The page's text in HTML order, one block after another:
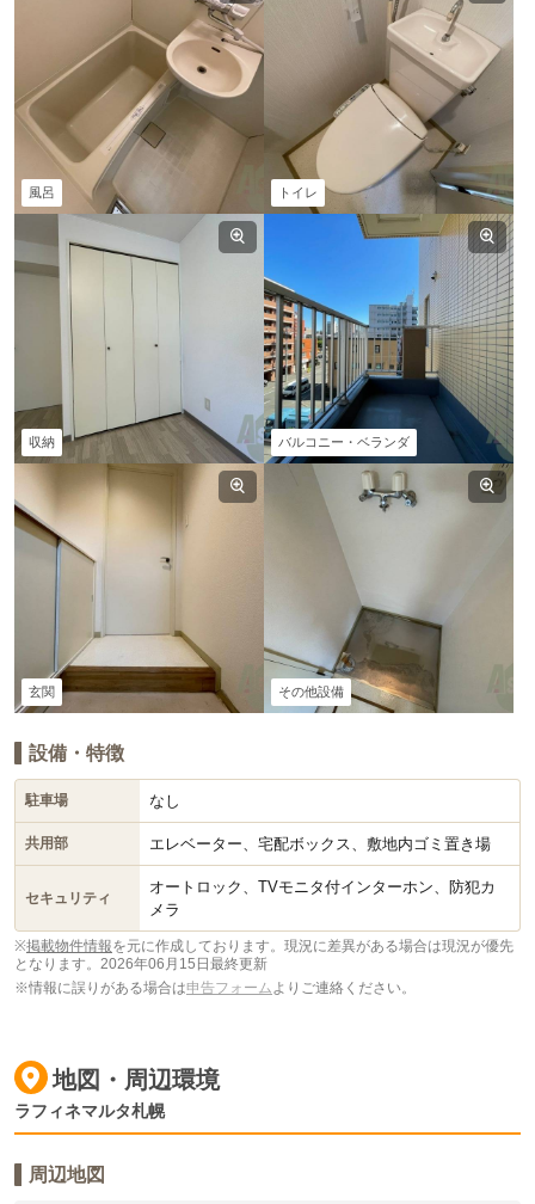
風呂 トイレ
収納 バルコニー・ベランダ
玄関 その他設備
設備・特徴
駐車場 なし
共用部 エレベーター、宅配ボックス、敷地内ゴミ置き場
セキュリティ
オートロック、TVモニタ付インターホン、防犯カ
メラ
※掲載物件情報を元に作成しております。現況に差異がある場合は現況が優先
となります。 2026年06月15日最終更新
※情報に誤りがある場合は申告フォーム よりご連絡ください。
地図・周辺環境
ラフィネマルタ札幌
周辺地図